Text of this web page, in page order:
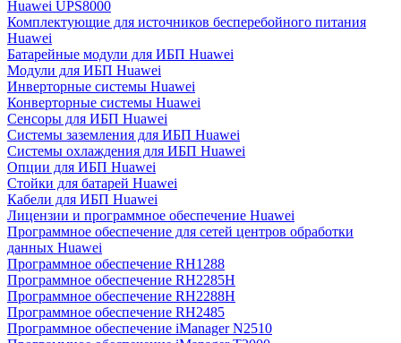
Huawei UPS8000
Комплектующие для источников бесперебойного питания
Huawei
Батарейные модули для ИБП Huawei
Модули для ИБП Huawei
Инверторные системы Huawei
Конверторные системы Huawei
Сенсоры для ИБП Huawei
Системы заземления для ИБП Huawei
Системы охлаждения для ИБП Huawei
Опции для ИБП Huawei
Стойки для батарей Huawei
Кабели для ИБП Huawei
Лицензии и программное обеспечение Huawei
Программное обеспечение для сетей центров обработки
данных Huawei
Программное обеспечение RH1288
Программное обеспечение RH2285H
Программное обеспечение RH2288H
Программное обеспечение RH2485
Программное обеспечение iManager N2510